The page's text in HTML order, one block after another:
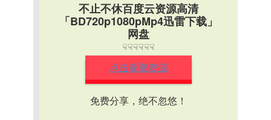
不止不休百度云资源高清
「BD720p1080pMp4迅雷下载」
网盘
☟☟☟☟☟☟
点击获取资源
免费分享，绝不忽悠！